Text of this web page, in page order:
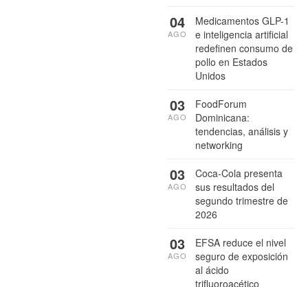
Medicamentos GLP-1
e inteligencia artificial
redefinen consumo de
pollo en Estados
Unidos
04
AGO
FoodForum
Dominicana:
tendencias, análisis y
networking
03
AGO
Coca-Cola presenta
sus resultados del
segundo trimestre de
2026
03
AGO
EFSA reduce el nivel
seguro de exposición
al ácido
trifluoroacético
03
AGO